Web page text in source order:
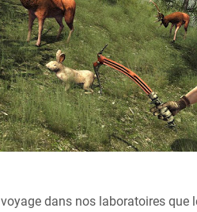
dans nos laboratoires que